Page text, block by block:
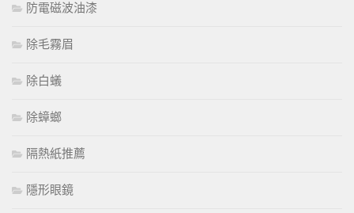
防電磁波油漆
除毛霧眉
除白蟻
除蟑螂
隔熱紙推薦
隱形眼鏡